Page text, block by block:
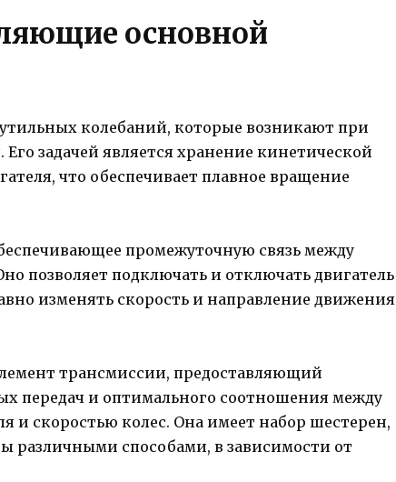
основной
колебаний, которые возникают при
задачей является хранение кинетической
что обеспечивает плавное вращение
промежуточную связь между
позволяет подключать и отключать двигатель
изменять скорость и направление движения
трансмиссии, предоставляющий
передач и оптимального соотношения между
и скоростью колес. Она имеет набор шестерен,
различными способами, в зависимости от